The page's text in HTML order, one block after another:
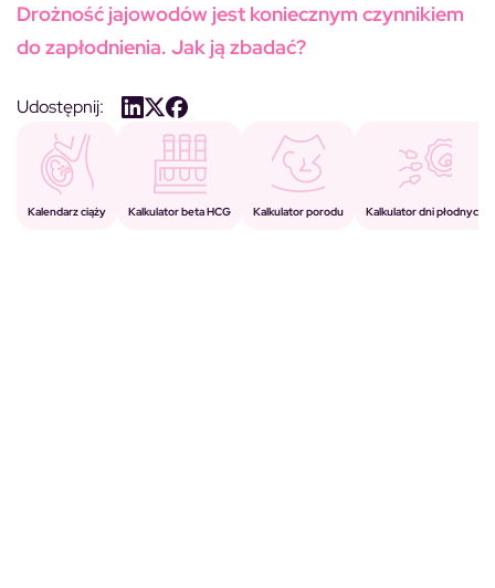
Drożność jajowodów jest koniecznym czynnikiem
do zapłodnienia. Jak ją zbadać?
Udostępnij:
Kalendarz ciąży Kalkulator beta HCG Kalkulator porodu Kalkulator dni płodnych